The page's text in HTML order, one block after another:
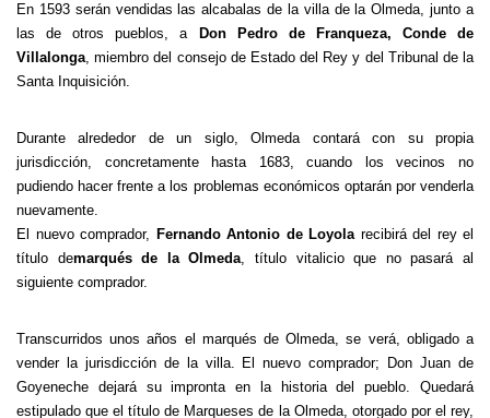
En 1593 serán vendidas las alcabalas de la villa de la Olmeda, junto a
las de otros pueblos, a
Don Pedro de Franqueza, Conde de
Villalonga, miembro del consejo de Estado del Rey y del Tribunal de la
Santa Inquisición.
Durante alrededor de un siglo, Olmeda contará con su propia
jurisdicción, concretamente hasta 1683, cuando los vecinos no
pudiendo hacer frente a los problemas económicos optarán por venderla
nuevamente.
El nuevo comprador, Fernando Antonio de Loyolarecibirá del rey el
título demarqués de la Olmeda, título vitalicio que no pasará al
siguiente comprador.
Transcurridos unos años el marqués de Olmeda, se verá, obligado a
vender la jurisdicción de la villa. El nuevo comprador; Don Juan de
Goyeneche dejará su impronta en la historia del pueblo. Quedará
estipulado que el título de Marqueses de la Olmeda, otorgado por el rey,